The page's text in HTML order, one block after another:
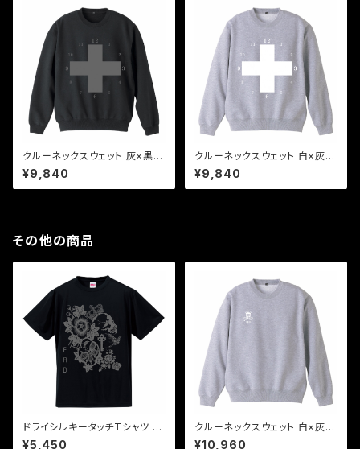
クルーネックスウェット 灰×黒2
"time to peace"
¥9,840
クルーネックスウェット 白×灰2
"time to peace"
¥9,840
その他の商品
ドライシルキータッチTシャツ グ
レイ×黒 "the key"
¥5,450
クルーネックスウェット 白×灰1
"time to peace"
¥10,960